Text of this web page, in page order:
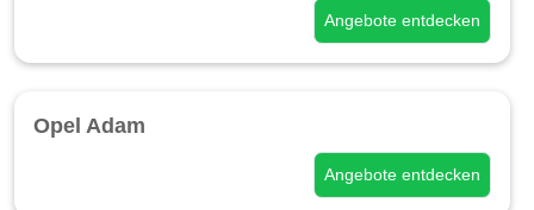
Angebote entdecken
Opel Adam
Angebote entdecken